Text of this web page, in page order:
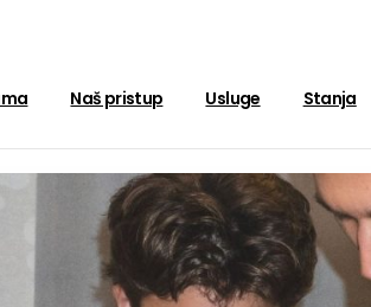
Naš pristup Usluge Stanja